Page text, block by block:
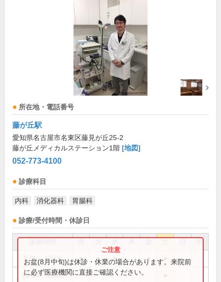
所在地・電話番号
藤が丘駅
愛知県名古屋市名東区藤見が丘25-2
藤が丘メディカルステーション1階 [地図]
052-773-4100
診療科目
内科 消化器科 胃腸科
診療/受付時間・休診日
祝
9:00～12:00 ● ● ● ●
16:30～18:00
お盆(8月中旬)は休診・休業の場合があります。来院前
に必ず医療機関に直接ご確認ください。